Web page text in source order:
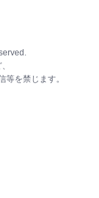
を禁じます。